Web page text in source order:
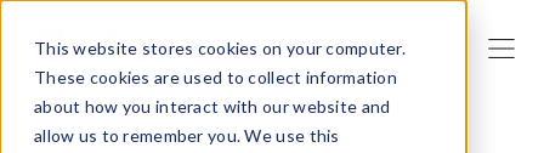
This website stores cookies on your computer.
These cookies are used to collect information
about how you interact with our website and
allow us to remember you. We use this